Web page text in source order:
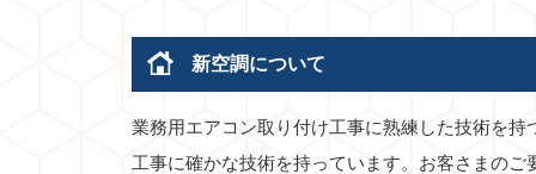
新空調について
業務用エアコン取り付け工事に熟練した技術を
工事に確かな技術を持っています。お客さまの